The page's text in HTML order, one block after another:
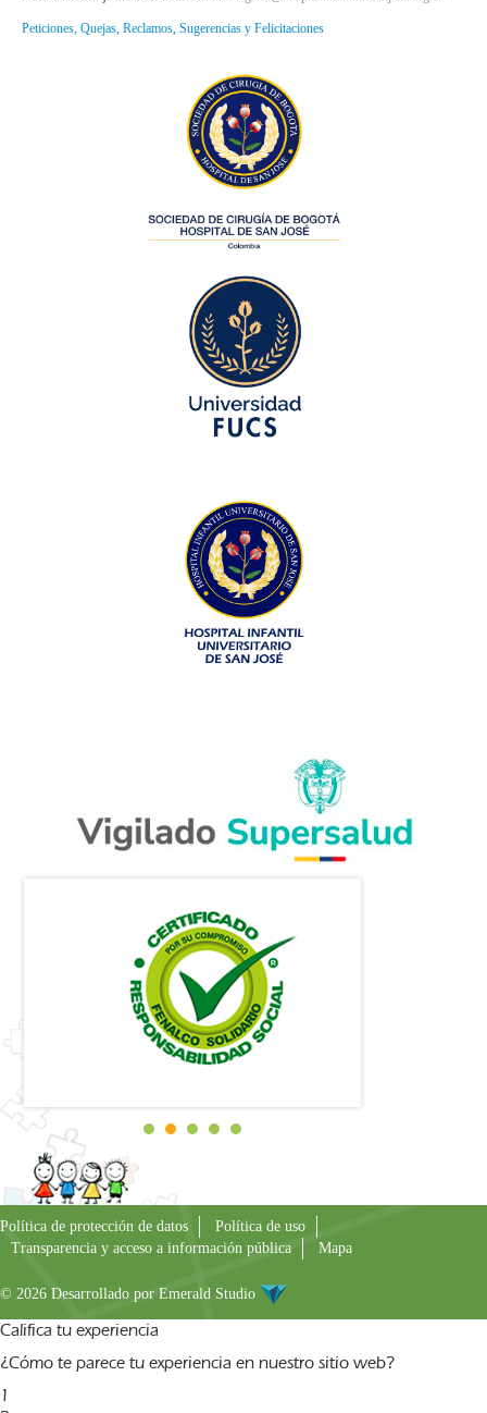
Peticiones, Quejas, Reclamos, Sugerencias y Felicitaciones
Política de protección de datos
Política de uso
Transparencia y acceso a información pública
Mapa
© 2026 Desarrollado por Emerald Studio
Califica tu experiencia
¿Cómo te parece tu experiencia en nuestro sitio web?
1